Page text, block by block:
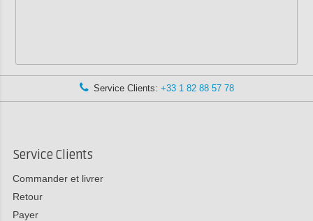
Service Clients: +33 1 82 88 57 78
Service Clients
Commander et livrer
Retour
Payer